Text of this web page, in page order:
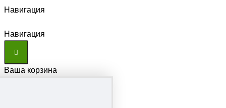
Навигация
Навигация
Ваша корзина